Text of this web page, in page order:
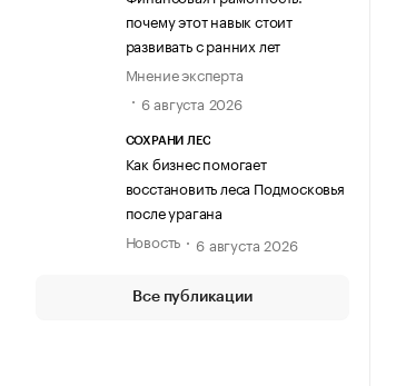
почему этот навык стоит
развивать с ранних лет
Мнение эксперта
6 августа 2026
СОХРАНИ ЛЕС
Как бизнес помогает
восстановить леса Подмосковья
после урагана
Новость
6 августа 2026
Все публикации